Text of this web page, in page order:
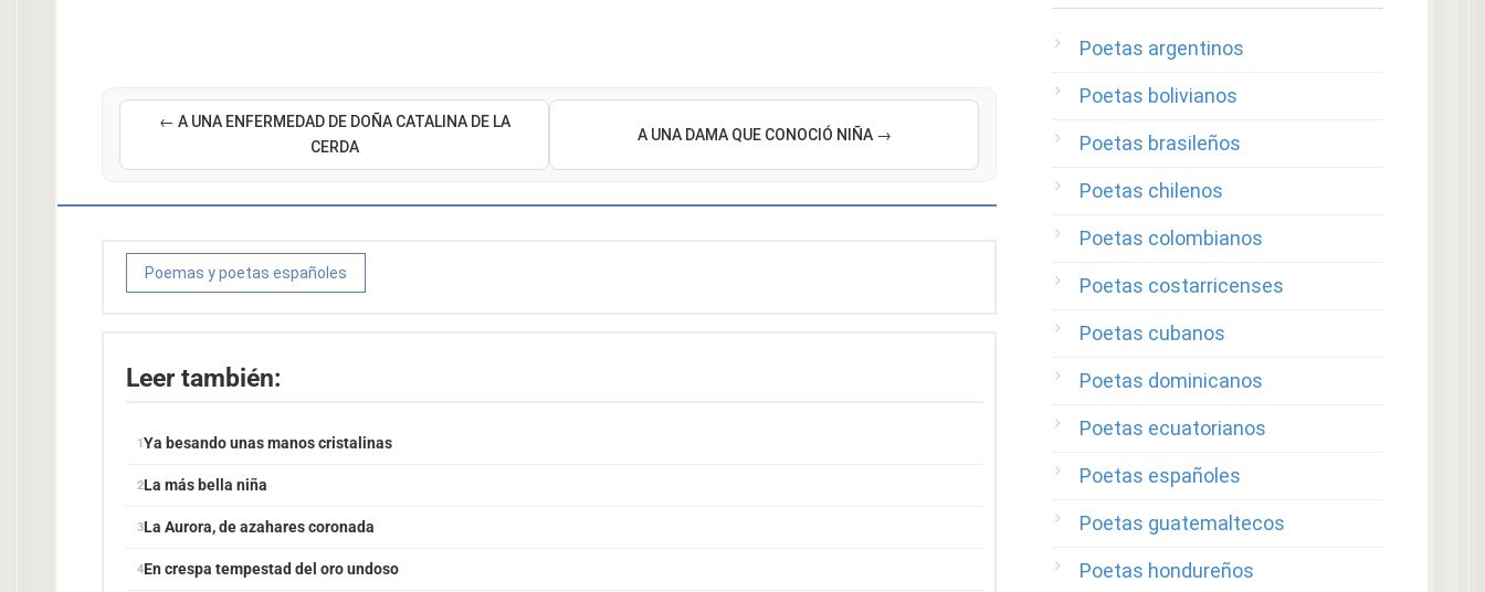
← A UNA ENFERMEDAD DE DOÑA CATALINA DE LA
CERDA
A UNA DAMA QUE CONOCIÓ NIÑA →
Poemas y poetas españoles
Leer también:
Ya besando unas manos cristalinas
La más bella niña
La Aurora, de azahares coronada
En crespa tempestad del oro undoso
Poetas argentinos
Poetas bolivianos
Poetas brasileños
Poetas chilenos
Poetas colombianos
Poetas costarricenses
Poetas cubanos
Poetas dominicanos
Poetas ecuatorianos
Poetas españoles
Poetas guatemaltecos
Poetas hondureños